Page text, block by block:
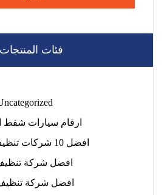
فئات المنتجات
ارقام سيارات شفط
افضل 10 شركات تنظيف المنازل
افضل شركة
افضل شركة